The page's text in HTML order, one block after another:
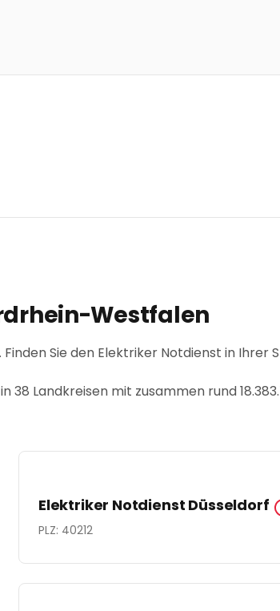
Westfalen
Finden Sie den Elektriker Notdienst in Ihrer
in 38 Landkreisen mit zusammen rund
Elektriker Notdienst Düsseldorf
PLZ: 40212